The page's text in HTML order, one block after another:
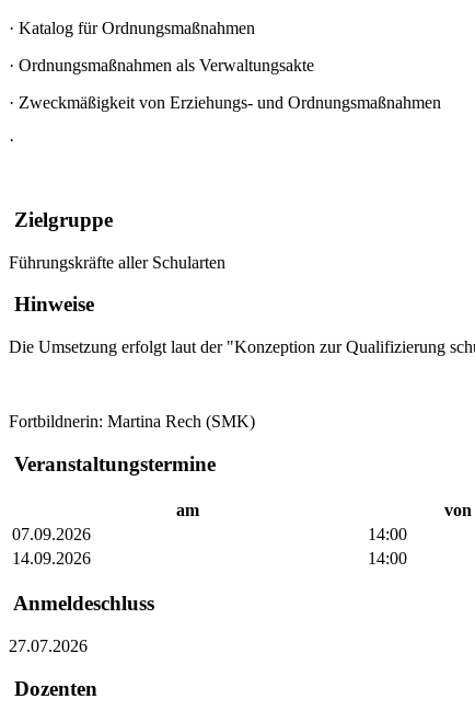
· Katalog für Ordnungsmaßnahmen
· Ordnungsmaßnahmen als Verwaltungsakte
· Zweckmäßigkeit von Erziehungs- und Ordnungsmaßnahmen
·
Zielgruppe
Führungskräfte aller Schularten
Hinweise
Die Umsetzung erfolgt laut der "Konzeption zur Qualifizierung
Fortbildnerin: Martina Rech (SMK)
Veranstaltungstermine
am von
07.09.2026
14:00
14.09.2026
14:00
Anmeldeschluss
27.07.2026
Dozenten